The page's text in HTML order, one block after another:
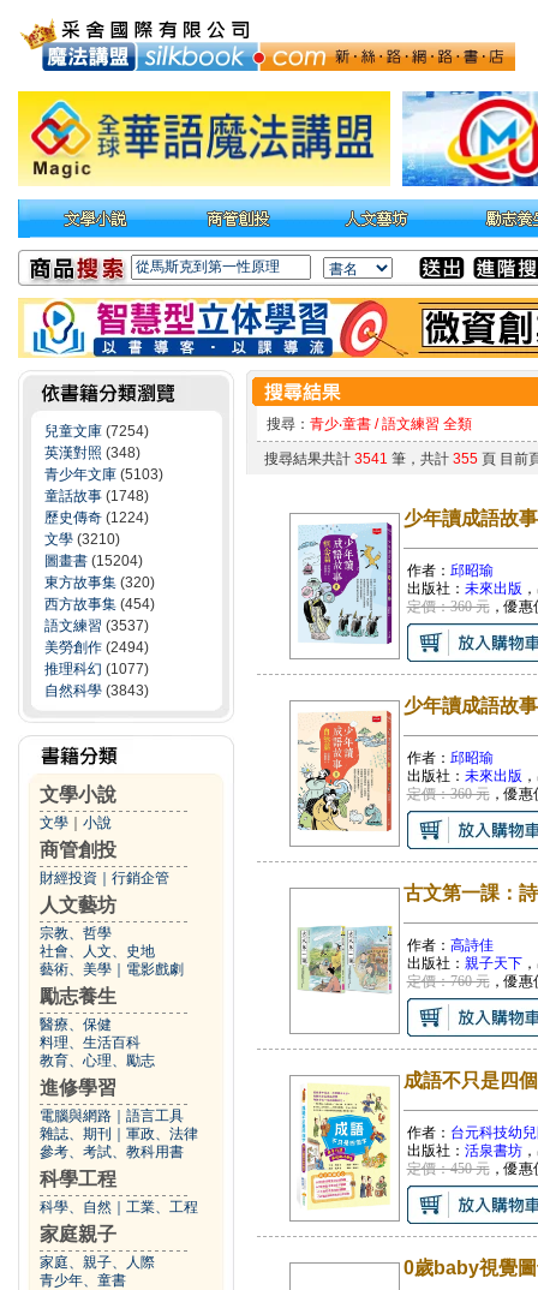
兒童文庫 (7254)
英漢對照 (348)
青少年文庫 (5103)
童話故事 (1748)
歷史傳奇 (1224)
文學 (3210)
圖畫書 (15204)
東方故事集 (320)
西方故事集 (454)
語文練習 (3537)
美勞創作 (2494)
推理科幻 (1077)
自然科學 (3843)
文學小說
文學 小說
商管創投
財經投資 行銷企管
人文藝坊
宗教、哲學
社會、人文、史地
藝術、美學
電影戲劇
勵志養生
醫療、保健
料理、生活百科
教育、心理、勵志
進修學習
電腦與網路
語言工具
雜誌、期刊
軍政、法律
參考、考試、教科用書
科學工程
科學、自然 工業、工程
家庭親子
家庭、親子、人際
青少年、童書
搜尋： 青少‧童書 / 語文練習 全類
搜尋結果共計 3541 筆，共計 355頁 目前
少年讀成語故
作者： 邱昭瑜
出版社： 未來出版
定價：360 元，優惠
少年讀成語故
作者： 邱昭瑜
出版社： 未來出版
定價：360 元，優惠
古文第一課：
作者： 高詩佳
出版社： 親子天下
定價：760 元，優惠
成語不只是四
作者： 台元科技幼
出版社： 活泉書坊
定價：450 元，優惠
0歲baby視覺